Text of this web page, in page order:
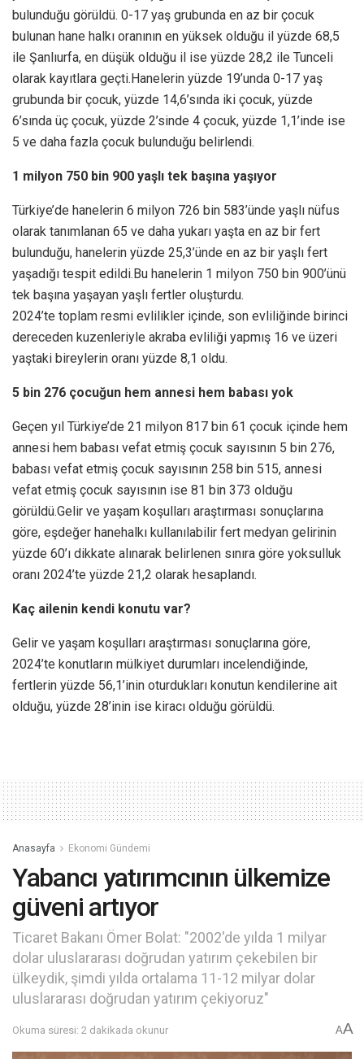
bulunduğu görüldü. 0-17 yaş grubunda en az bir çocuk
bulunan hane halkı oranının en yüksek olduğu il yüzde 68,5
ile Şanlıurfa, en düşük olduğu il ise yüzde 28,2 ile Tunceli
olarak kayıtlara geçti.Hanelerin yüzde 19’unda 0-17 yaş
grubunda bir çocuk, yüzde 14,6’sında iki çocuk, yüzde
6’sında üç çocuk, yüzde 2’sinde 4 çocuk, yüzde 1,1’inde ise
5 ve daha fazla çocuk bulunduğu belirlendi.
1 milyon 750 bin 900 yaşlı tek başına yaşıyor
Türkiye’de hanelerin 6 milyon 726 bin 583’ünde yaşlı nüfus
olarak tanımlanan 65 ve daha yukarı yaşta en az bir fert
bulunduğu, hanelerin yüzde 25,3’ünde en az bir yaşlı fert
yaşadığı tespit edildi.Bu hanelerin 1 milyon 750 bin 900’ünü
tek başına yaşayan yaşlı fertler oluşturdu.
2024’te toplam resmi evlilikler içinde, son evliliğinde birinci
dereceden kuzenleriyle akraba evliliği yapmış 16 ve üzeri
yaştaki bireylerin oranı yüzde 8,1 oldu.
5 bin 276 çocuğun hem annesi hem babası yok
Geçen yıl Türkiye’de 21 milyon 817 bin 61 çocuk içinde hem
annesi hem babası vefat etmiş çocuk sayısının 5 bin 276,
babası vefat etmiş çocuk sayısının 258 bin 515, annesi
vefat etmiş çocuk sayısının ise 81 bin 373 olduğu
görüldü.Gelir ve yaşam koşulları araştırması sonuçlarına
göre, eşdeğer hanehalkı kullanılabilir fert medyan gelirinin
yüzde 60’ı dikkate alınarak belirlenen sınıra göre yoksulluk
oranı 2024’te yüzde 21,2 olarak hesaplandı.
Kaç ailenin kendi konutu var?
Gelir ve yaşam koşulları araştırması sonuçlarına göre,
2024’te konutların mülkiyet durumları incelendiğinde,
fertlerin yüzde 56,1’inin oturdukları konutun kendilerine ait
olduğu, yüzde 28’inin ise kiracı olduğu görüldü.
Anasayfa Ekonomi Gündemi
Yabancı yatırımcının ülkemize
güveni artıyor
Ticaret Bakanı Ömer Bolat: "2002'de yılda 1 milyar
dolar uluslararası doğrudan yatırım çekebilen bir
ülkeydik, şimdi yılda ortalama 11-12 milyar dolar
uluslararası doğrudan yatırım çekiyoruz"
Okuma süresi: 2 dakikada okunur AA